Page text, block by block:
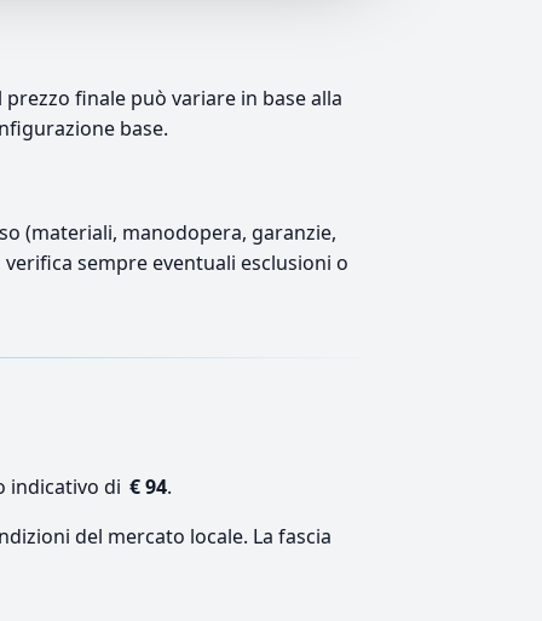
finale può variare in base alla
base.
(materiali, manodopera, garanzie,
sempre eventuali esclusioni o
indicativo di € 94.
del mercato locale. La fascia